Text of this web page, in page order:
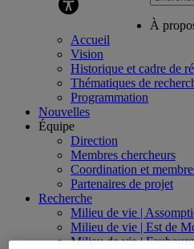
À
Accueil
Vision
Historique et cadre de
Thématiques de
Programmation
Nouvelles
Équipe
Direction
Membres chercheurs
Coordination et
Partenaires de projet
Recherche
Milieu de vie |
Milieu de vie | Est de
Milieu de vie |